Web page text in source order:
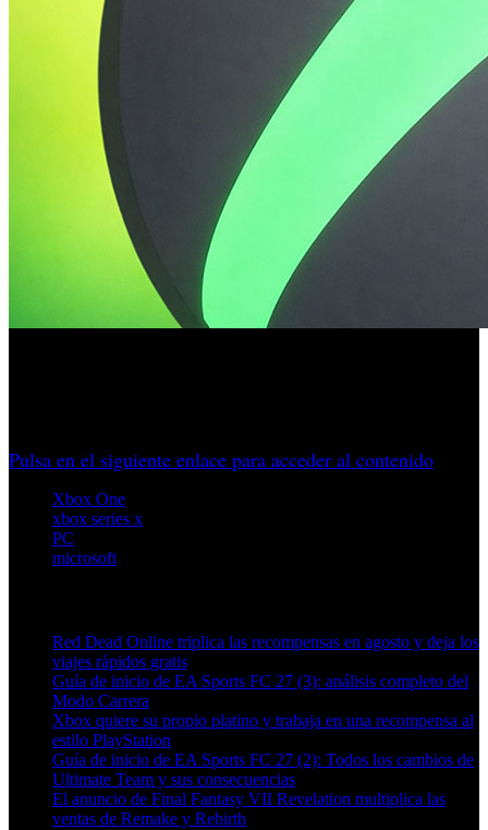
Pulsa en el siguiente enlace para acceder al contenido
Xbox One
xbox series x
PC
microsoft
Red Dead Online triplica las recompensas en agosto y deja los
viajes rápidos gratis
Guía de inicio de EA Sports FC 27 (3): análisis completo del
Modo Carrera
Xbox quiere su propio platino y trabaja en una recompensa al
estilo PlayStation
Guía de inicio de EA Sports FC 27 (2): Todos los cambios de
Ultimate Team y sus consecuencias
El anuncio de Final Fantasy VII Revelation multiplica las
ventas de Remake y Rebirth